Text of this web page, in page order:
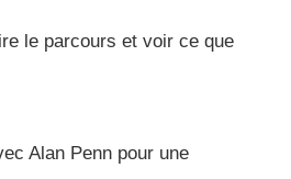
le parcours et voir ce que
Alan Penn pour une